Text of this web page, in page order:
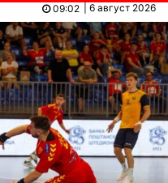
| 6 август 2026
09:02